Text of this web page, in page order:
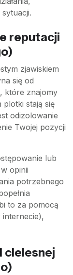
reputacji
zjawiskiem
się od
które znajomy
plotki stają się
odizolowanie
Twojej pozycji
lub
opinii
potrzebnego
to za pomocą
cielesnej